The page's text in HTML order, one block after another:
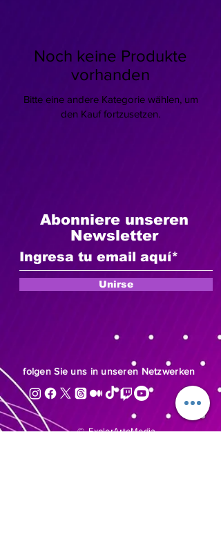
Noch keine Produkte
vorhanden
Bitte eine andere Kategorie wählen, um
den Kauf fortzusetzen.
Abonniere unseren
Newsletter
Unirse
folgen Sie uns in unseren Netzwerken
© ExplorArteMedia